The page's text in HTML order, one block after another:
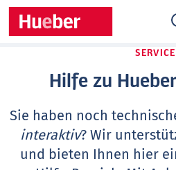
SERVICE
Hilfe zu
Sie haben noch
interaktiv? Wir
und bieten Ihnen hier